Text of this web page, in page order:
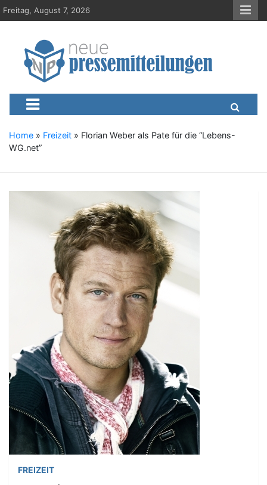
S
k
Freitag, August 7, 2026
Neue-
Presseportal, Nachrichten, News, Meldungen, Wirtschaft
Home » Freizeit » Florian Weber als Pate für die “Lebens-
WG.net”
FREIZEIT